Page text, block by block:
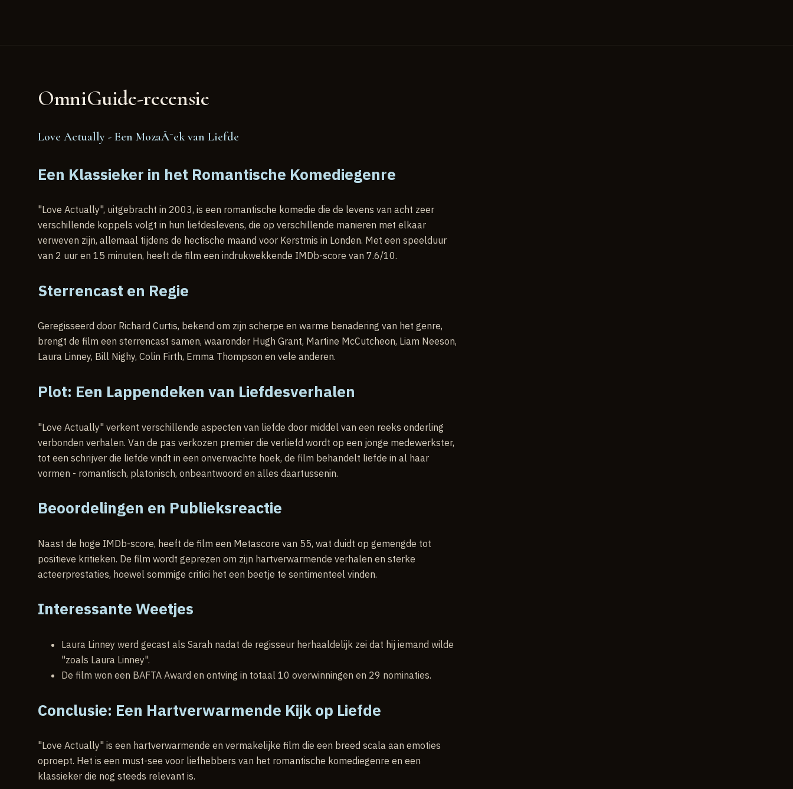
OmniGuide-recensie
Love Actually - Een MozaÃ¯ek van Liefde
Een Klassieker in het Romantische Komediegenre
"Love Actually", uitgebracht in 2003, is een romantische komedie die de levens van acht zeer
verschillende koppels volgt in hun liefdeslevens, die op verschillende manieren met elkaar
verweven zijn, allemaal tijdens de hectische maand voor Kerstmis in Londen. Met een speelduur
van 2 uur en 15 minuten, heeft de film een indrukwekkende IMDb-score van 7.6/10.
Sterrencast en Regie
Geregisseerd door Richard Curtis, bekend om zijn scherpe en warme benadering van het genre,
brengt de film een sterrencast samen, waaronder Hugh Grant, Martine McCutcheon, Liam Neeson,
Laura Linney, Bill Nighy, Colin Firth, Emma Thompson en vele anderen.
Plot: Een Lappendeken van Liefdesverhalen
"Love Actually" verkent verschillende aspecten van liefde door middel van een reeks onderling
verbonden verhalen. Van de pas verkozen premier die verliefd wordt op een jonge medewerkster,
tot een schrijver die liefde vindt in een onverwachte hoek, de film behandelt liefde in al haar
vormen - romantisch, platonisch, onbeantwoord en alles daartussenin.
Beoordelingen en Publieksreactie
Naast de hoge IMDb-score, heeft de film een Metascore van 55, wat duidt op gemengde tot
positieve kritieken. De film wordt geprezen om zijn hartverwarmende verhalen en sterke
acteerprestaties, hoewel sommige critici het een beetje te sentimenteel vinden.
Interessante Weetjes
Laura Linney werd gecast als Sarah nadat de regisseur herhaaldelijk zei dat hij iemand wilde
"zoals Laura Linney".
De film won een BAFTA Award en ontving in totaal 10 overwinningen en 29 nominaties.
Conclusie: Een Hartverwarmende Kijk op Liefde
"Love Actually" is een hartverwarmende en vermakelijke film die een breed scala aan emoties
oproept. Het is een must-see voor liefhebbers van het romantische komediegenre en een
klassieker die nog steeds relevant is.